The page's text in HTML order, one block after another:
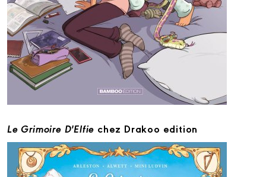
Le Grimoire D'Elfie chez Drakoo edition